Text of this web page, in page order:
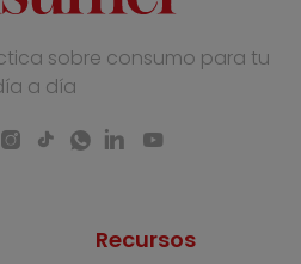
sobre consumo para tu
a día
Recursos